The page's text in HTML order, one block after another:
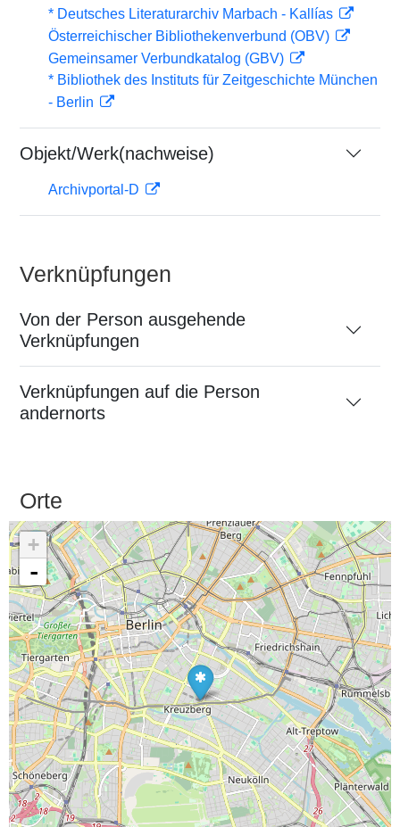
* Deutsches Literaturarchiv Marbach - Kallías
Österreichischer Bibliothekenverbund (OBV)
Gemeinsamer Verbundkatalog (GBV)
* Bibliothek des Instituts für Zeitgeschichte München
- Berlin
Objekt/Werk(nachweise)
Archivportal-D
Verknüpfungen
Von der Person ausgehende
Verknüpfungen
Verknüpfungen auf die Person
andernorts
Orte
+
-